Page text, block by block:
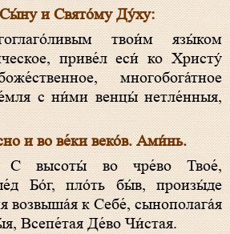
Сы́ну и Свято́му Ду́ху:
приве́л еси́ ко Христу́
многобога́тное
с ни́ми венцы́ нетле́нныя,
и во ве́ки веко́в. Ами́нь.
высоты́ во чре́во Твое́,
Бо́г, пло́ть бы́в, произы́де
возвыша́я к Себе́, сынополага́я
Всепе́тая Де́во Чи́стая.